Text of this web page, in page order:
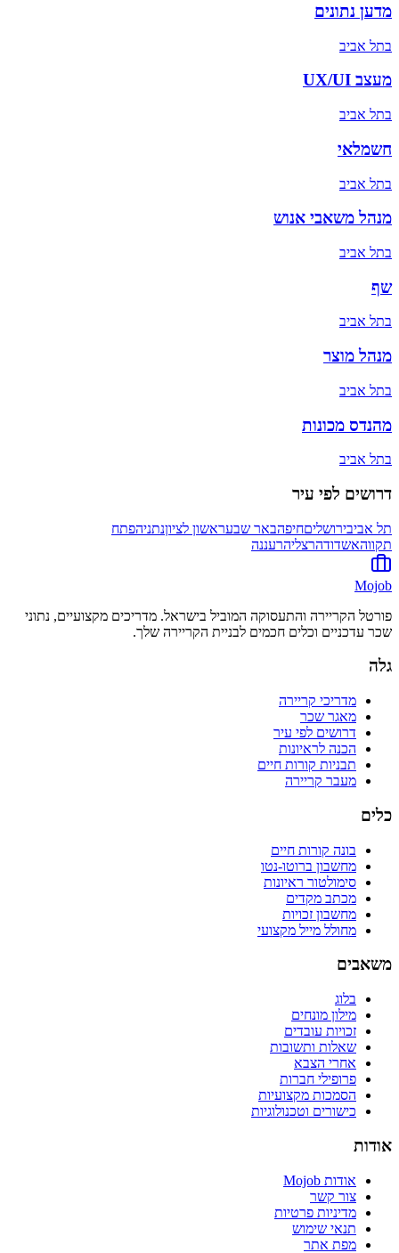
מדען נתונים
בתל אביב
מעצב UX/UI
בתל אביב
חשמלאי
בתל אביב
מנהל משאבי אנוש
בתל אביב
שף
בתל אביב
מנהל מוצר
בתל אביב
מהנדס מכונות
בתל אביב
דרושים לפי עיר
תל אביבירושליםחיפהבאר שבעראשון לציוןנתניהפתח
תקווהאשדודהרצליהרעננה
Mojob
פורטל הקריירה והתעסוקה המוביל בישראל. מדריכים מקצועיים, נתוני
שכר עדכניים וכלים חכמים לבניית הקריירה שלך.
גלה
מדריכי קריירה
מאגר שכר
דרושים לפי עיר
הכנה לראיונות
תבניות קורות חיים
מעבר קריירה
כלים
בונה קורות חיים
מחשבון ברוטו-נטו
סימולטור ראיונות
מכתב מקדים
מחשבון זכויות
מחולל מייל מקצועי
משאבים
בלוג
מילון מונחים
זכויות עובדים
שאלות ותשובות
אחרי הצבא
פרופילי חברות
הסמכות מקצועיות
כישורים וטכנולוגיות
אודות
אודות Mojob
צור קשר
מדיניות פרטיות
תנאי שימוש
מפת אתר